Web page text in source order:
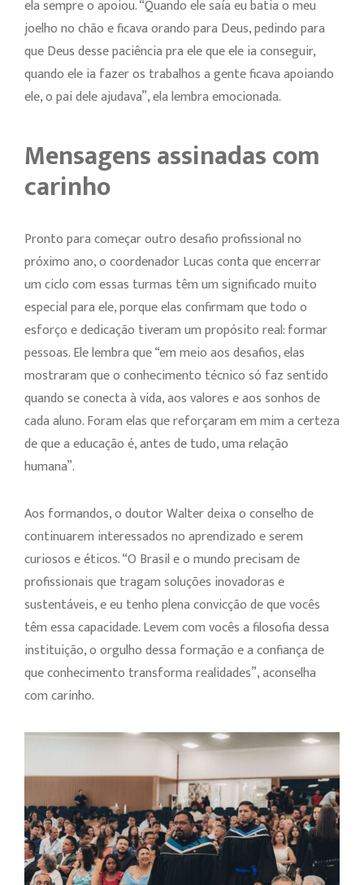
ela sempre o apoiou. “Quando ele saía eu batia o meu
joelho no chão e ficava orando para Deus, pedindo para
que Deus desse paciência pra ele que ele ia conseguir,
quando ele ia fazer os trabalhos a gente ficava apoiando
ele, o pai dele ajudava”, ela lembra emocionada.
Mensagens assinadas com
carinho
Pronto para começar outro desafio profissional no
próximo ano, o coordenador Lucas conta que encerrar
um ciclo com essas turmas têm um significado muito
especial para ele, porque elas confirmam que todo o
esforço e dedicação tiveram um propósito real: formar
pessoas. Ele lembra que “em meio aos desafios, elas
mostraram que o conhecimento técnico só faz sentido
quando se conecta à vida, aos valores e aos sonhos de
cada aluno. Foram elas que reforçaram em mim a certeza
de que a educação é, antes de tudo, uma relação
humana”.
Aos formandos, o doutor Walter deixa o conselho de
continuarem interessados no aprendizado e serem
curiosos e éticos. “O Brasil e o mundo precisam de
profissionais que tragam soluções inovadoras e
sustentáveis, e eu tenho plena convicção de que vocês
têm essa capacidade. Levem com vocês a filosofia dessa
instituição, o orgulho dessa formação e a confiança de
que conhecimento transforma realidades”, aconselha
com carinho.